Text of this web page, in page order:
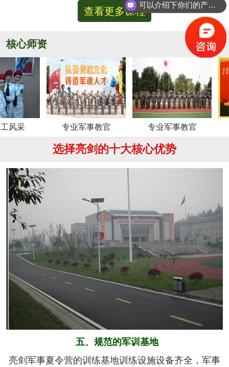
查看更多课程
核心师资 更多
专业军事教官 专业军事教官
选择亮剑的十大核心优势
六、系统的安全保障
我们将安全视为生命，安全高于一切！从孩子训练期
可以介绍下你们的产品么？